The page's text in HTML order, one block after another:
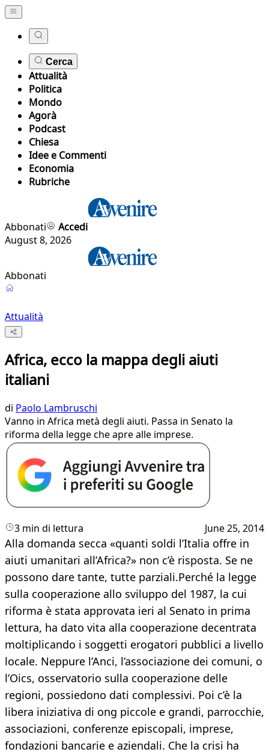
Cerca
Attualità
Politica
Mondo
Agorà
Podcast
Chiesa
Idee e Commenti
Economia
Rubriche
Abbonati
Accedi
August 8, 2026
Abbonati
Attualità
Africa, ecco la mappa degli aiuti
italiani
di Paolo Lambruschi
Vanno in Africa metà degli aiuti. Passa in Senato la
riforma della legge che apre alle imprese.
3 min di lettura June 25, 2014
Alla domanda secca «quanti soldi l’Italia offre in
aiuti umanitari all’Africa?» non c’è risposta. Se ne
possono dare tante, tutte parziali.Perché la legge
sulla cooperazione allo sviluppo del 1987, la cui
riforma è stata approvata ieri al Senato in prima
lettura, ha dato vita alla cooperazione decentrata
moltiplicando i soggetti erogatori pubblici a livello
locale. Neppure l’Anci, l’associazione dei comuni, o
l’Oics, osservatorio sulla cooperazione delle
regioni, possiedono dati complessivi. Poi c’è la
libera iniziativa di ong piccole e grandi, parrocchie,
associazioni, conferenze episcopali, imprese,
fondazioni bancarie e aziendali. Che la crisi ha